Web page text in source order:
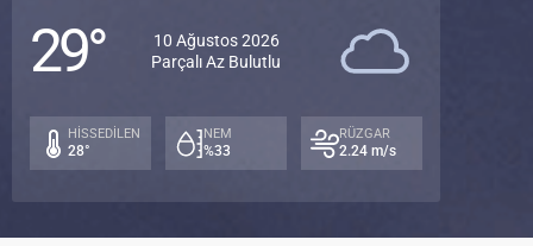
29°
10 Ağustos 2026
Parçalı Az Bulutlu
HİSSEDİLEN
28°
NEM
%33
RÜZGAR
2.24 m/s